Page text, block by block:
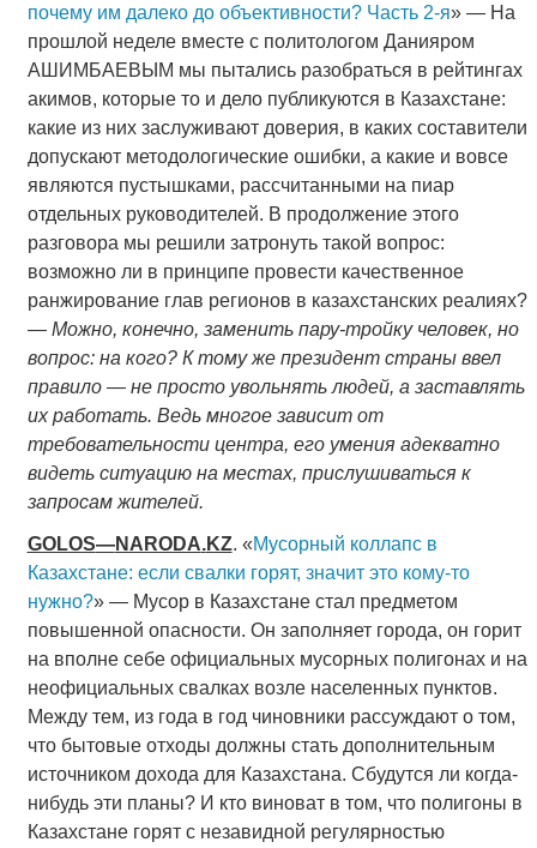
почему им далеко до объективности? Часть 2-я» — На
прошлой неделе вместе с политологом Данияром
АШИМБАЕВЫМ мы пытались разобраться в рейтингах
акимов, которые то и дело публикуются в Казахстане:
какие из них заслуживают доверия, в каких составители
допускают методологические ошибки, а какие и вовсе
являются пустышками, рассчитанными на пиар
отдельных руководителей. В продолжение этого
разговора мы решили затронуть такой вопрос:
возможно ли в принципе провести качественное
ранжирование глав регионов в казахстанских реалиях?
— Можно, конечно, заменить пару-тройку человек, но
вопрос: на кого? К тому же президент страны ввел
правило — не просто увольнять людей, а заставлять
их работать. Ведь многое зависит от
требовательности центра, его умения адекватно
видеть ситуацию на местах, прислушиваться к
запросам жителей.
GOLOS—NARODA.KZ. «Мусорный коллапс в
Казахстане: если свалки горят, значит это кому-то
нужно?» — Мусор в Казахстане стал предметом
повышенной опасности. Он заполняет города, он горит
на вполне себе официальных мусорных полигонах и на
неофициальных свалках возле населенных пунктов.
Между тем, из года в год чиновники рассуждают о том,
что бытовые отходы должны стать дополнительным
источником дохода для Казахстана. Сбудутся ли когда-
нибудь эти планы? И кто виноват в том, что полигоны в
Казахстане горят с незавидной регулярностью